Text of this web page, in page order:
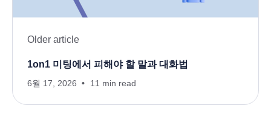
Older article
1on1 미팅에서 피해야 할 말과 대화법
6월 17, 2026 11 min read